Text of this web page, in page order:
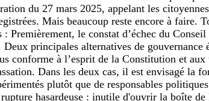
du 27 mars 2025, appelant les
Mais beaucoup reste encore à faire.
Premièrement, le constat d’échec du
principales alternatives de gouvernance
conforme à l’esprit de la Constitution et
Dans les deux cas, il est envisagé la
plutôt que de responsables
hasardeuse : inutile d'ouvrir la boîte